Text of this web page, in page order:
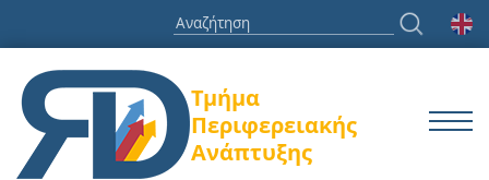
Τμήμα
Περιφερειακής
Ανάπτυξης